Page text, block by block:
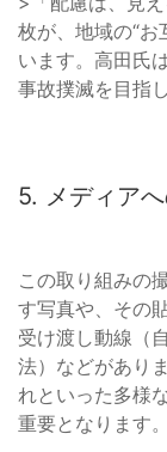
枚が、地域の“お
います。高田氏
事故撲滅を目指
5. メディア
この取り組みの
す写真や、その
受け渡し動線（
法）などがあり
れといった多様
重要となります。